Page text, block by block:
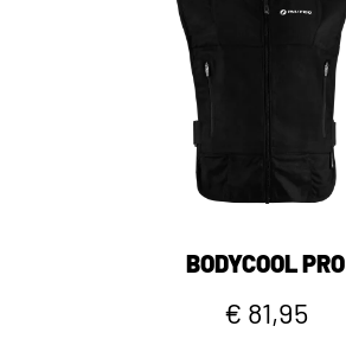
BODYCOOL PRO
€ 81,95